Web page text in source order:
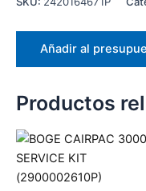
Añadir al
Productos